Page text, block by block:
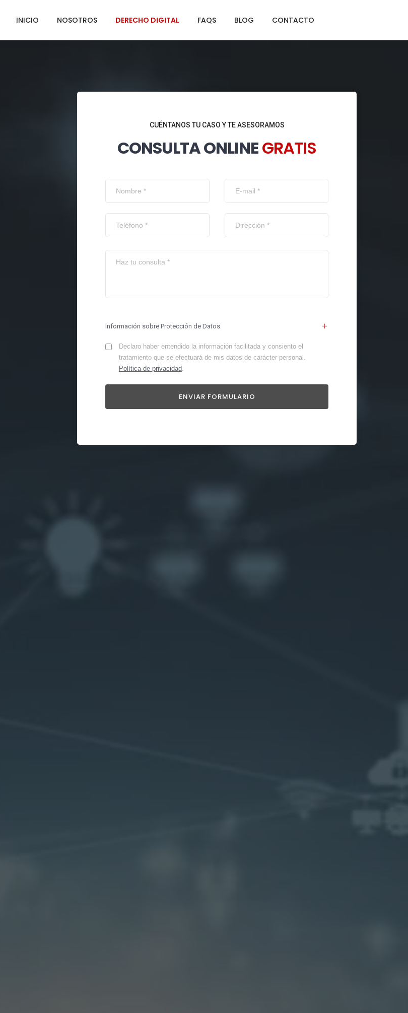
INICIO NOSOTROS DERECHO DIGITAL FAQS BLOG CONTACTO
CUÉNTANOS TU CASO Y TE ASESORAMOS
CONSULTA ONLINEGRATIS
Información sobre Protección de Datos
Declaro haber entendido la información facilitada y consiento el
tratamiento que se efectuará de mis datos de carácter personal.
Política de privacidad.